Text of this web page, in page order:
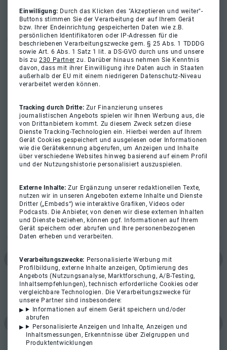
Einwilligung: Durch das Klicken des "Akzeptieren und weiter"-
Buttons stimmen Sie der Verarbeitung der auf Ihrem Gerät
bzw. Ihrer Endeinrichtung gespeicherten Daten wie z.B.
persönlichen Identifikatoren oder IP-Adressen für die
beschriebenen Verarbeitungszwecke gem. § 25 Abs. 1 TDDDG
sowie Art. 6 Abs. 1 Satz 1 lit. a DS-GVO durch uns und unsere
bis zu230 Partner zu. Darüber hinaus nehmen Sie Kenntnis
davon, dass mit ihrer Einwilligung ihre Daten auch in Staaten
außerhalb der EU mit einem niedrigeren Datenschutz-Niveau
verarbeitet werden können.
Tracking durch Dritte: Zur Finanzierung unseres
journalistischen Angebots spielen wir Ihnen Werbung aus, die
von Drittanbietern kommt. Zu diesem Zweck setzen diese
Dienste Tracking-Technologien ein. Hierbei werden auf Ihrem
Gerät Cookies gespeichert und ausgelesen oder Informationen
wie die Gerätekennung abgerufen, um Anzeigen und Inhalte
über verschiedene Websites hinweg basierend auf einem Profil
und der Nutzungshistorie personalisiert auszuspielen.
Externe Inhalte:Zur Ergänzung unserer redaktionellen Texte,
nutzen wir in unseren Angeboten externe Inhalte und Dienste
Dritter („Embeds“) wie interaktive Grafiken, Videos oder
Podcasts. Die Anbieter, von denen wir diese externen Inhalten
und Dienste beziehen, können ggf. Informationen auf Ihrem
Gerät speichern oder abrufen und Ihre personenbezogenen
Daten erheben und verarbeiten.
Verarbeitungszwecke: Personalisierte Werbung mit
Profilbildung, externe Inhalte anzeigen, Optimierung des
Angebots (Nutzungsanalyse, Marktforschung, A/B-Testing,
Inhaltsempfehlungen), technisch erforderliche Cookies oder
vergleichbare Technologien. Die Verarbeitungszwecke für
unsere Partner sind insbesondere:
Informationen auf einem Gerät speichern und/oder
abrufen
Personalisierte Anzeigen und Inhalte, Anzeigen und
Inhaltsmessungen, Erkenntnisse über Zielgruppen und
Produktentwicklungen